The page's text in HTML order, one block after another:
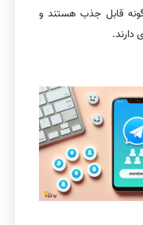
قابل جذب هستند و